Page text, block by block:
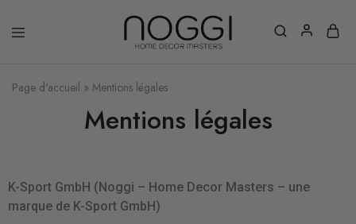
Page d'accueil » Mentions légales
Mentions légales
K-Sport GmbH (Noggi – Home Decor Masters – une
marque de K-Sport GmbH)